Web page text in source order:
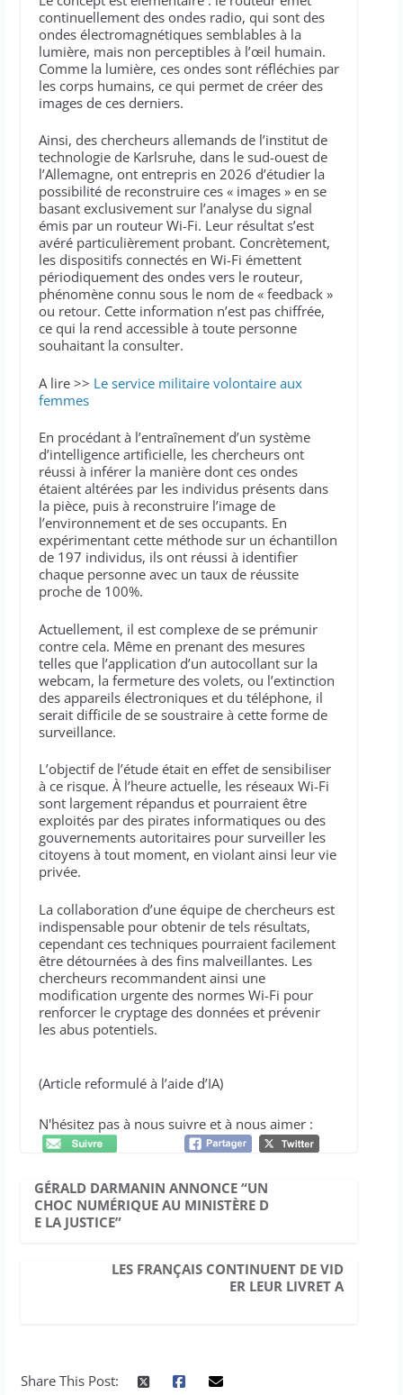
continuellement des ondes radio, qui sont des
ondes électromagnétiques semblables à la
lumière, mais non perceptibles à l’œil humain.
Comme la lumière, ces ondes sont réfléchies par
les corps humains, ce qui permet de créer des
images de ces derniers.
Ainsi, des chercheurs allemands de l’institut de
technologie de Karlsruhe, dans le sud-ouest de
l’Allemagne, ont entrepris en 2026 d’étudier la
possibilité de reconstruire ces « images » en se
basant exclusivement sur l’analyse du signal
émis par un routeur Wi-Fi. Leur résultat s’est
avéré particulièrement probant. Concrètement,
les dispositifs connectés en Wi-Fi émettent
périodiquement des ondes vers le routeur,
phénomène connu sous le nom de « feedback »
ou retour. Cette information n’est pas chiffrée,
ce qui la rend accessible à toute personne
souhaitant la consulter.
A lire >> Le service militaire volontaire aux
femmes
En procédant à l’entraînement d’un système
d’intelligence artificielle, les chercheurs ont
réussi à inférer la manière dont ces ondes
étaient altérées par les individus présents dans
la pièce, puis à reconstruire l’image de
l’environnement et de ses occupants. En
expérimentant cette méthode sur un échantillon
de 197 individus, ils ont réussi à identifier
chaque personne avec un taux de réussite
proche de 100%.
Actuellement, il est complexe de se prémunir
contre cela. Même en prenant des mesures
telles que l’application d’un autocollant sur la
webcam, la fermeture des volets, ou l’extinction
des appareils électroniques et du téléphone, il
serait difficile de se soustraire à cette forme de
surveillance.
L’objectif de l’étude était en effet de sensibiliser
à ce risque. À l’heure actuelle, les réseaux Wi-Fi
sont largement répandus et pourraient être
exploités par des pirates informatiques ou des
gouvernements autoritaires pour surveiller les
citoyens à tout moment, en violant ainsi leur vie
privée.
La collaboration d’une équipe de chercheurs est
indispensable pour obtenir de tels résultats,
cependant ces techniques pourraient facilement
être détournées à des fins malveillantes. Les
chercheurs recommandent ainsi une
modification urgente des normes Wi-Fi pour
renforcer le cryptage des données et prévenir
les abus potentiels.
(Article reformulé à l’aide d’IA)
N'hésitez pas à nous suivre et à nous aimer :
GÉRALD DARMANIN ANNONCE “UN
CHOC NUMÉRIQUE AU MINISTÈRE D
E LA JUSTICE”
LES FRANÇAIS CONTINUENT DE VID
ER LEUR LIVRET A
Share This Post: